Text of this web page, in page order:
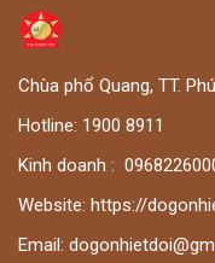
Chùa phổ Quang, TT.
Hotline: 1900 8911
Kinh doanh : 0
Website: https://
Email: